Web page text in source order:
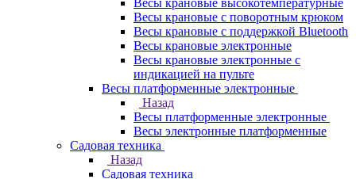
Весы крановые высокотемпературные
Весы крановые с поворотным крюком
Весы крановые с поддержкой Bluetooth
Весы крановые электронные
Весы крановые электронные с
индикацией на пульте
Весы платформенные электронные
Назад
Весы платформенные электронные
Весы электронные платформенные
Садовая техника
Назад
Садовая техника